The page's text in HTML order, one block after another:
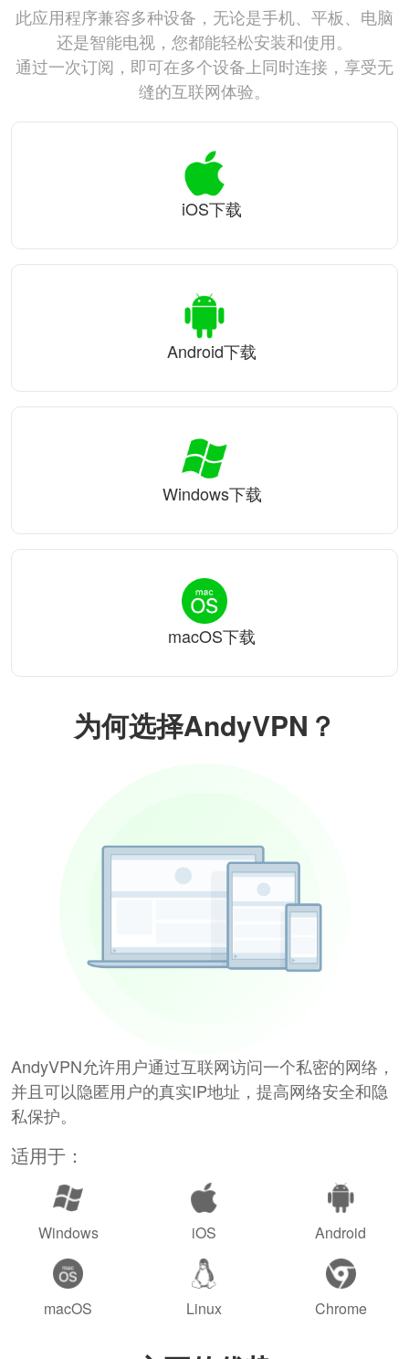
为何选择AndyVPN？
AndyVPN允许用户通过互联网访问一个私密的网络，
并且可以隐匿用户的真实IP地址，提高网络安全和隐
私保护。
适用于：
Windows iOS Android
macOS Linux Chrome
此应用程序兼容多种设备，无论是手机、平板、电脑
还是智能电视，您都能轻松安装和使用。
通过一次订阅，即可在多个设备上同时连接，享受无
缝的互联网体验。
iOS下载
Android下载
Windows下载
macOS下载